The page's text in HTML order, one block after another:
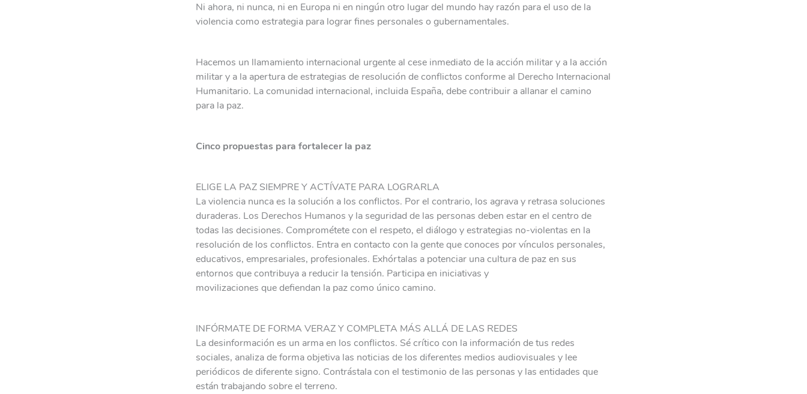
Ni ahora, ni nunca, ni en Europa ni en ningún otro lugar del mundo hay razón para el uso de la
violencia como estrategia para lograr fines personales o gubernamentales.
Hacemos un llamamiento internacional urgente al cese inmediato de la acción militar y a la acción
militar y a la apertura de estrategias de resolución de conflictos conforme al Derecho Internacional
Humanitario. La comunidad internacional, incluida España, debe contribuir a allanar el camino
para la paz.
Cinco propuestas para fortalecer la paz
ELIGE LA PAZ SIEMPRE Y ACTÍVATE PARA LOGRARLA
La violencia nunca es la solución a los conflictos. Por el contrario, los agrava y retrasa soluciones
duraderas. Los Derechos Humanos y la seguridad de las personas deben estar en el centro de
todas las decisiones. Comprométete con el respeto, el diálogo y estrategias no-violentas en la
resolución de los conflictos. Entra en contacto con la gente que conoces por vínculos personales,
educativos, empresariales, profesionales. Exhórtalas a potenciar una cultura de paz en sus
entornos que contribuya a reducir la tensión. Participa en iniciativas y
movilizaciones que defiendan la paz como único camino.
INFÓRMATE DE FORMA VERAZ Y COMPLETA MÁS ALLÁ DE LAS REDES
La desinformación es un arma en los conflictos. Sé crítico con la información de tus redes
sociales, analiza de forma objetiva las noticias de los diferentes medios audiovisuales y lee
periódicos de diferente signo. Contrástala con el testimonio de las personas y las entidades que
están trabajando sobre el terreno.